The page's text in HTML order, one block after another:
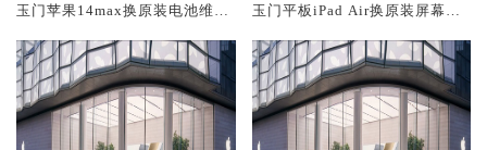
玉门苹果14max换原装电池维修
玉门平板iPad Air换原装屏幕服